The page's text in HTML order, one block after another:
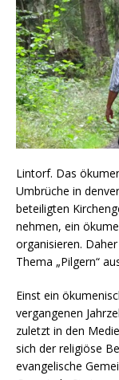
Lintorf. Das
Umbrüche in
beteiligten
nehmen, ein
organisieren.
Thema „Pilgern“
Einst ein
vergangenen
zuletzt in den
sich der religiöse
evangelische